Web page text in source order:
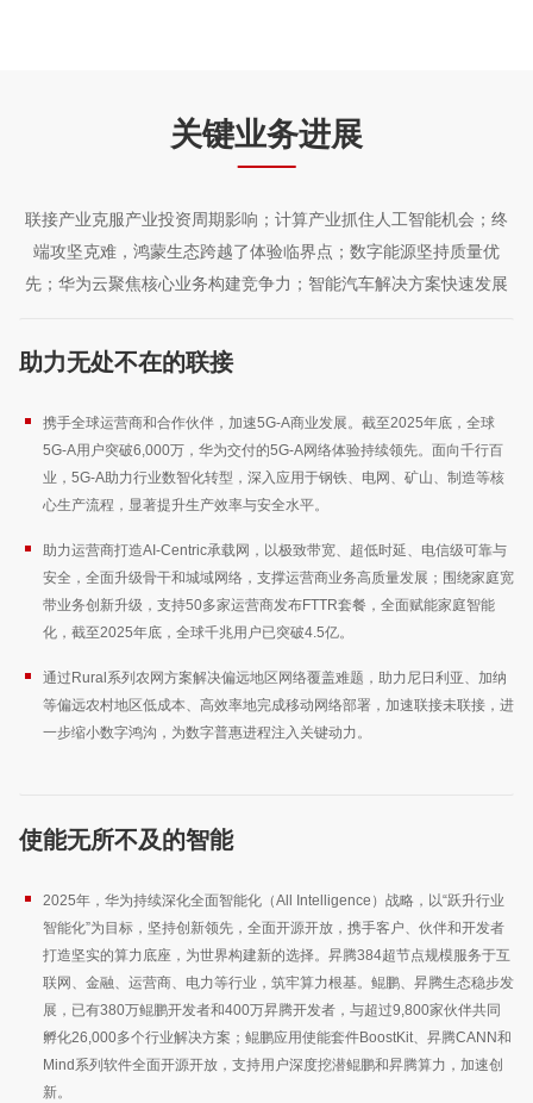
关键业务进展
联接产业克服产业投资周期影响；计算产业抓住人工智能机会；终
端攻坚克难，鸿蒙生态跨越了体验临界点；数字能源坚持质量优
先；华为云聚焦核心业务构建竞争力；智能汽车解决方案快速发展
助力无处不在的联接
携手全球运营商和合作伙伴，加速5G-A商业发展。截至2025年底，全球
5G-A用户突破6,000万，华为交付的5G-A网络体验持续领先。面向千行百
业，5G-A助力行业数智化转型，深入应用于钢铁、电网、矿山、制造等核
心生产流程，显著提升生产效率与安全水平。
助力运营商打造AI-Centric承载网，以极致带宽、超低时延、电信级可靠与
安全，全面升级骨干和城域网络，支撑运营商业务高质量发展；围绕家庭宽
带业务创新升级，支持50多家运营商发布FTTR套餐，全面赋能家庭智能
化，截至2025年底，全球千兆用户已突破4.5亿。
通过Rural系列农网方案解决偏远地区网络覆盖难题，助力尼日利亚、加纳
等偏远农村地区低成本、高效率地完成移动网络部署，加速联接未联接，进
一步缩小数字鸿沟，为数字普惠进程注入关键动力。
使能无所不及的智能
2025年，华为持续深化全面智能化（All Intelligence）战略，以“跃升行业
智能化”为目标，坚持创新领先，全面开源开放，携手客户、伙伴和开发者
打造坚实的算力底座，为世界构建新的选择。昇腾384超节点规模服务于互
联网、金融、运营商、电力等行业，筑牢算力根基。鲲鹏、昇腾生态稳步发
展，已有380万鲲鹏开发者和400万昇腾开发者，与超过9,800家伙伴共同
孵化26,000多个行业解决方案；鲲鹏应用使能套件BoostKit、昇腾CANN和
Mind系列软件全面开源开放，支持用户深度挖潜鲲鹏和昇腾算力，加速创
新。